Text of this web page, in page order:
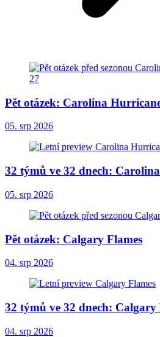
Pět otázek: Carolina
05. srp 2026
32 týmů ve 32 dnech:
05. srp 2026
Pět otázek: Calgary Flames
04. srp 2026
32 týmů ve 32 dnech: Calgary
04. srp 2026